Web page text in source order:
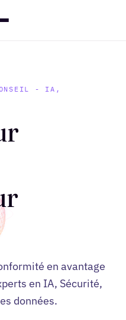
- IA,
en avantage
en IA, Sécurité,
données.